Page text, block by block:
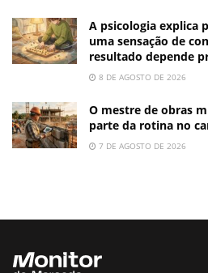
A psicologia explica
uma sensação de
resultado depende
8 DE AGOSTO DE 2026
O mestre de obras
parte da rotina no
7 DE AGOSTO DE 2026